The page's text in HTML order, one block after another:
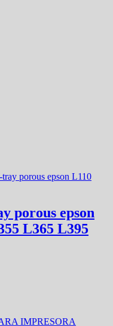
porous epson
L365 L395